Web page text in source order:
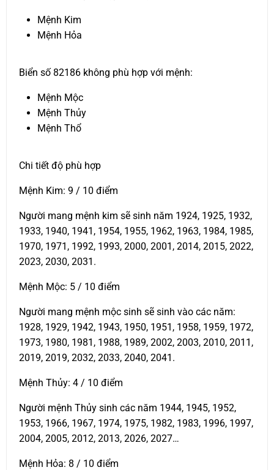
Mệnh Kim
Mệnh Hỏa
Biển số 82186 không phù hợp với mệnh:
Mệnh Mộc
Mệnh Thủy
Mệnh Thổ
Chi tiết độ phù hợp
Mệnh Kim: 9 / 10 điểm
Người mang mệnh kim sẽ sinh năm 1924, 1925, 1932,
1933, 1940, 1941, 1954, 1955, 1962, 1963, 1984, 1985,
1970, 1971, 1992, 1993, 2000, 2001, 2014, 2015, 2022,
2023, 2030, 2031.
Mệnh Mộc: 5 / 10 điểm
Người mang mệnh mộc sinh sẽ sinh vào các năm:
1928, 1929, 1942, 1943, 1950, 1951, 1958, 1959, 1972,
1973, 1980, 1981, 1988, 1989, 2002, 2003, 2010, 2011,
2019, 2019, 2032, 2033, 2040, 2041.
Mệnh Thủy: 4 / 10 điểm
Người mệnh Thủy sinh các năm 1944, 1945, 1952,
1953, 1966, 1967, 1974, 1975, 1982, 1983, 1996, 1997,
2004, 2005, 2012, 2013, 2026, 2027…
Mệnh Hỏa: 8 / 10 điểm